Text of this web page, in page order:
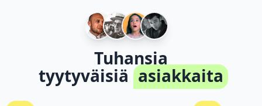
Tuhansia
tyytyväisiä asiakkaita